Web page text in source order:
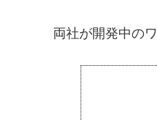
両社が開発中の